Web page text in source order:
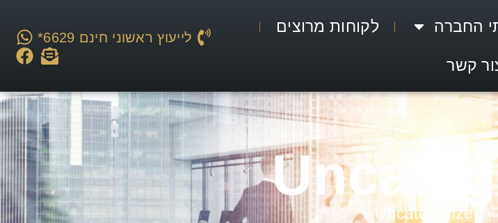
החברה לקוחות מרוצים
קשר
לייעוץ ראשוני חינם 6629*
Uncategorized